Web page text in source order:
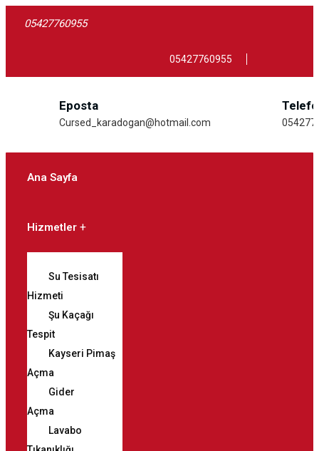
05427760955
05427760955
Eposta
Cursed_karadogan@hotmail.com
Ana Sayfa
Hizmetler
Su Tesisatı
Hizmeti
Şu Kaçağı
Tespit
Kayseri Pimaş
Açma
Gider
Açma
Lavabo